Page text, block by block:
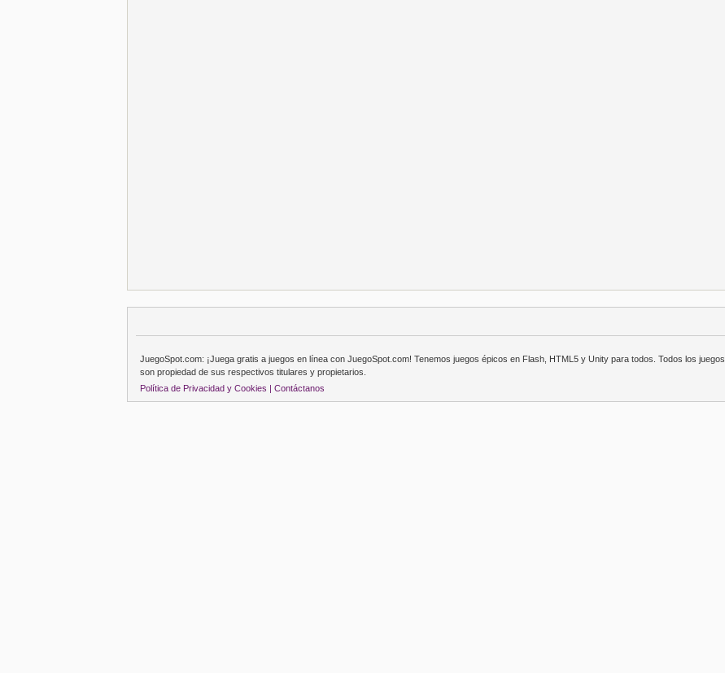
JuegoSpot.com: ¡Juega gratis a juegos en línea con JuegoSpot.com! Tenemos juegos épicos en Flash, HTML5 y Unity para todos. Todos los juegos
son propiedad de sus respectivos titulares y propietarios.
Política de Privacidad y Cookies | Contáctanos